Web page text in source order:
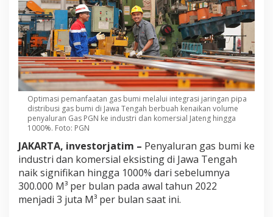
Optimasi pemanfaatan gas bumi melalui integrasi jaringan pipa
distribusi gas bumi di Jawa Tengah berbuah kenaikan volume
penyaluran Gas PGN ke industri dan komersial Jateng hingga
1000%. Foto: PGN
JAKARTA, investorjatim – Penyaluran gas bumi ke
industri dan komersial eksisting di Jawa Tengah
naik signifikan hingga 1000% dari sebelumnya
300.000 M³ per bulan pada awal tahun 2022
menjadi 3 juta M³ per bulan saat ini.